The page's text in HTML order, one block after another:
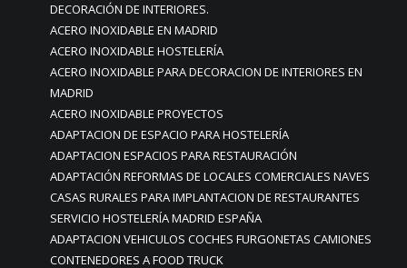
DECORACIÓN DE INTERIORES.
ACERO INOXIDABLE EN MADRID
ACERO INOXIDABLE HOSTELERÍA
ACERO INOXIDABLE PARA DECORACION DE INTERIORES EN
MADRID
ACERO INOXIDABLE PROYECTOS
ADAPTACION DE ESPACIO PARA HOSTELERÍA
ADAPTACION ESPACIOS PARA RESTAURACIÓN
ADAPTACIÓN REFORMAS DE LOCALES COMERCIALES NAVES
CASAS RURALES PARA IMPLANTACION DE RESTAURANTES
SERVICIO HOSTELERÍA MADRID ESPAÑA
ADAPTACION VEHICULOS COCHES FURGONETAS CAMIONES
CONTENEDORES A FOOD TRUCK